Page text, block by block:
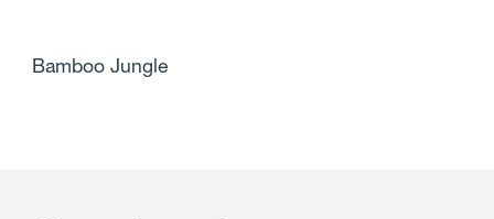
Bamboo Jungle